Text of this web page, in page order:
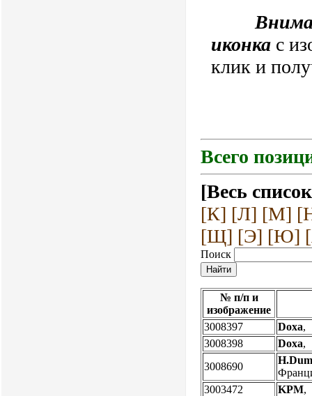
В
иконка с
клик и
Всего
[Весь
[К] [Л] [М]
[Щ] [Э] [Ю]
Поиск
№ п/п и
изображение
3008397
Doxa,
3008398
Doxa,
3008690
3003472
KPM,